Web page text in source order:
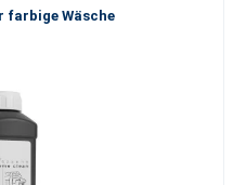
farbige Wäsche